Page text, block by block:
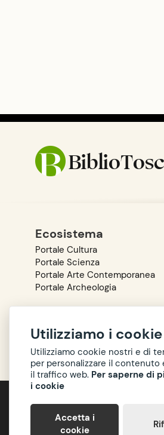
Ecosistema
Portale Cultura
Portale Scienza
Portale Arte Contemporanea
Portale Archeologia
Utilizziamo i cookie
Utilizziamo cookie nostri e di
per personalizzare il contenuto
il traffico web. Per saperne di
i cookie
Accetta i
cookie